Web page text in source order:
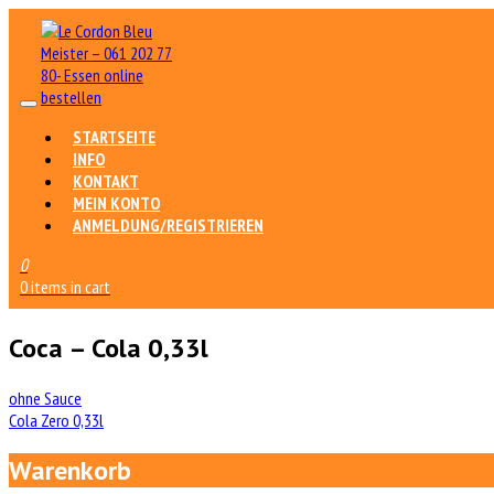
STARTSEITE
INFO
KONTAKT
MEIN KONTO
ANMELDUNG/REGISTRIEREN
0
0 items in cart
Coca – Cola 0,33l
Beitrags-
Navigation
ohne Sauce
Cola Zero 0,33l
Warenkorb